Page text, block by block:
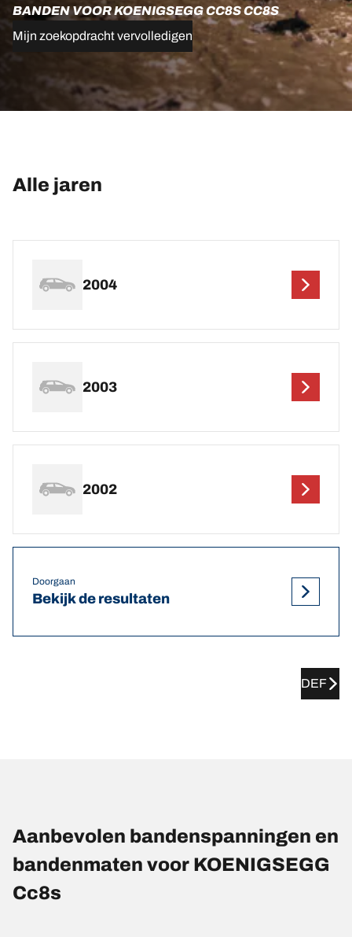
BANDEN VOOR KOENIGSEGG CC8S CC8S
Mijn zoekopdracht vervolledigen
Alle jaren
2004
2003
2002
Doorgaan
Bekijk de resultaten
DEF
Aanbevolen bandenspanningen en
bandenmaten voor KOENIGSEGG
Cc8s